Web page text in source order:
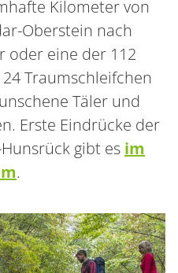
Kilometer von
Oberstein nach
oder eine der 112
Traumschleifchen
Täler und
Erste Eindrücke der
gibt es im
.